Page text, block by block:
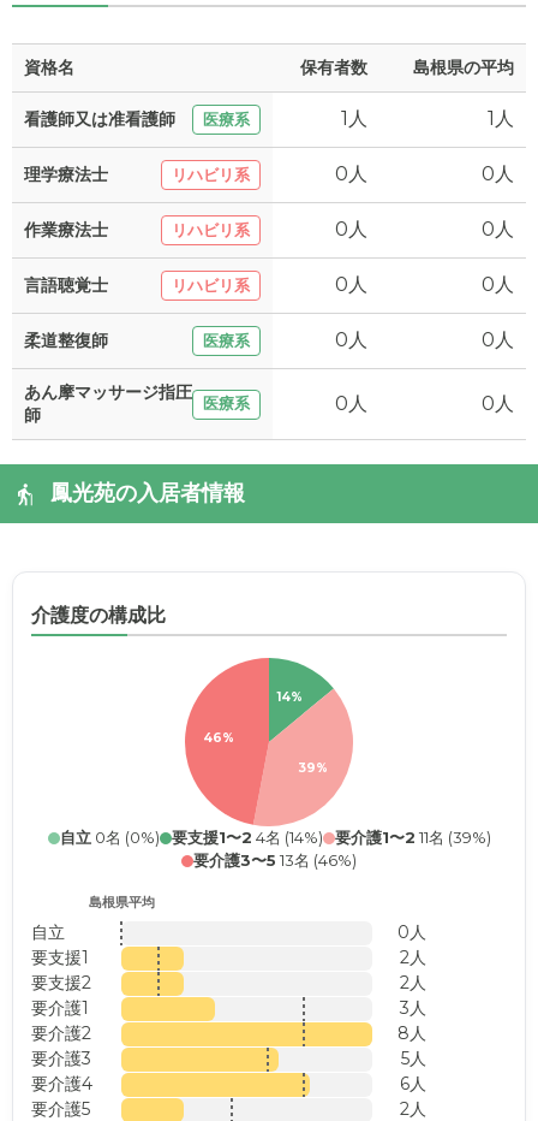
資格名 保有者数 島根県の平均
看護師又は准看護師 医療系 1人 1人
理学療法士 リハビリ系 0人 0人
作業療法士 リハビリ系 0人 0人
言語聴覚士 リハビリ系 0人 0人
柔道整復師 医療系 0人 0人
あん摩マッサージ指圧
師
医療系 0人 0人
鳳光苑の入居者情報
介護度の構成比
14%
39%
46%
自立0名 (0%) 要支援1〜2 4名 (14%) 要介護1〜2 11名 (39%)
要介護3〜5 13名 (46%)
島根県平均
自立
0人
要支援1
2人
要支援2
2人
要介護1
3人
要介護2
8人
要介護3
5人
要介護4
6人
要介護5
2人